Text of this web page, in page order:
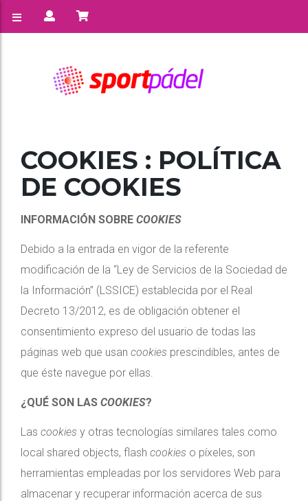
COOKIES : POLÍTICA
DE COOKIES
INFORMACIÓN SOBRE COOKIES
Debido a la entrada en vigor de la referente
modificación de la “Ley de Servicios de la Sociedad de
la Información” (LSSICE) establecida por el Real
Decreto 13/2012, es de obligación obtener el
consentimiento expreso del usuario de todas las
páginas web que usan cookies prescindibles, antes de
que éste navegue por ellas.
¿QUÉ SON LAS COOKIES?
Las cookies y otras tecnologías similares tales como
local shared objects, flash cookies o píxeles, son
herramientas empleadas por los servidores Web para
almacenar y recuperar información acerca de sus